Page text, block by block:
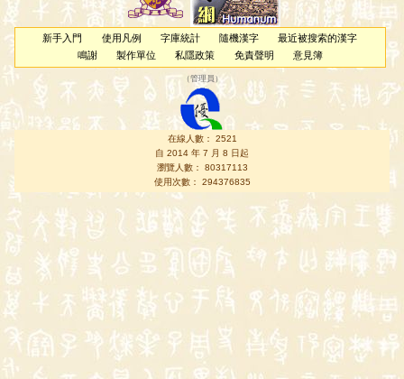
新手入門 使用凡例 字庫統計 隨機漢字
最近被搜索的漢字
鳴謝
製作單位 私隱政策 免責聲明 意見簿
（管理員 ）
在線人數： 2521
自 2014 年 7 月 8 日起
瀏覽人數： 80317113
使用次數： 294376835